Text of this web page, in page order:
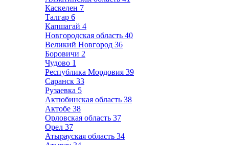
Каскелен 7
Талгар 6
Капшагай 4
Новгородская область 40
Великий Новгород 36
Боровичи 2
Чудово 1
Республика Мордовия 39
Саранск 33
Рузаевка 5
Актюбинская область 38
Актобе 38
Орловская область 37
Орел 37
Атырауская область 34